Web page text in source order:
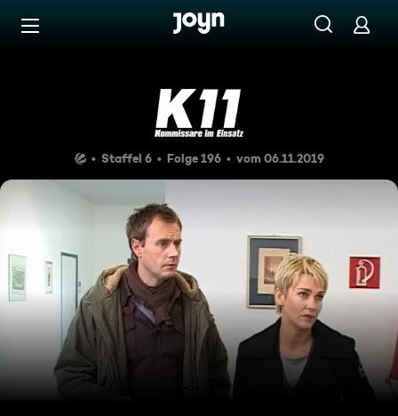
Zum Inhalt springen
Tanz mit dem Tod
Staffel 6 Folge 196 vom 06.11.2019